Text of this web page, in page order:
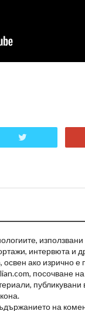
интервюта и
ако изрично
посочване
на